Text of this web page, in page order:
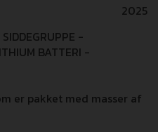
2025
-
BATTERI -
er pakket med masser af